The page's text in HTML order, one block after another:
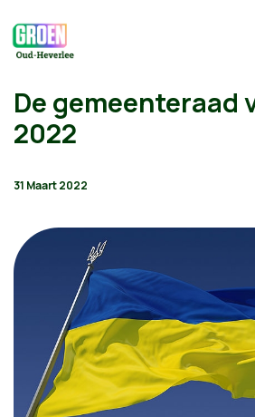
De gemeenteraad
2022
31 Maart 2022